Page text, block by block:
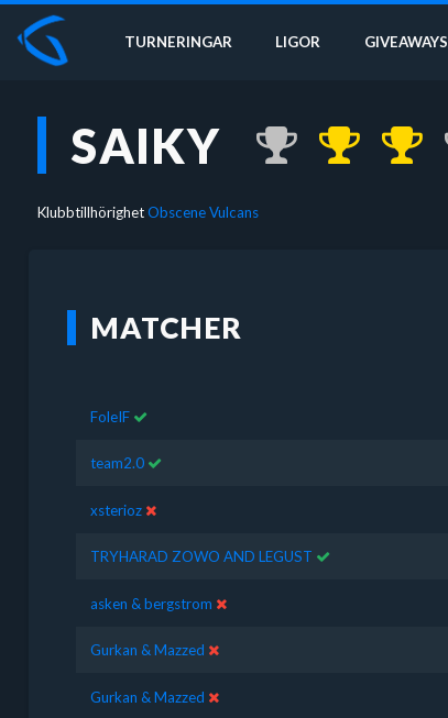
TURNERINGAR LIGOR GIVEAWAYS
SAIKY
KlubbtillhörighetObscene Vulcans
MATCHER
FoleIF
team2.0
xsterioz
TRYHARAD ZOWO AND LEGUST
asken & bergstrom
Gurkan & Mazzed
Gurkan & Mazzed